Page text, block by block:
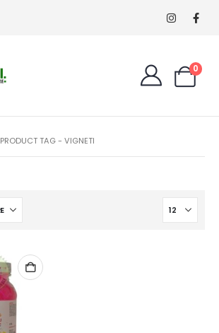
0
PRODUCT TAG - VIGNETI